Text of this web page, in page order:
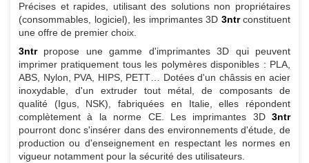
Précises et rapides, utilisant des solutions non propriétaires
(consommables, logiciel), les imprimantes 3D 3ntrconstituent
une offre de premier choix.
3ntrpropose une gamme d'imprimantes 3D qui peuvent
imprimer pratiquement tous les polymères disponibles : PLA,
ABS, Nylon, PVA, HIPS, PETT… Dotées d'un châssis en acier
inoxydable, d'un extruder tout métal, de composants de
qualité (Igus, NSK), fabriquées en Italie, elles répondent
complètement à la norme CE. Les imprimantes 3D 3ntr
pourront donc s'insérer dans des environnements d'étude, de
production ou d'enseignement en respectant les normes en
vigueur notamment pour la sécurité des utilisateurs.